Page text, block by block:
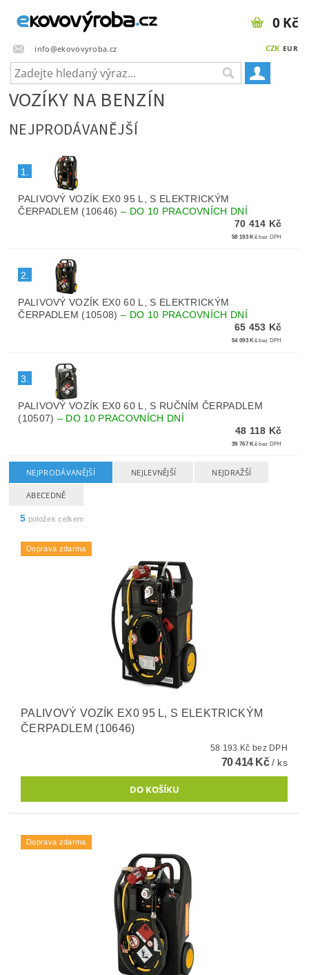
info@ekovovyroba.cz CZK EUR
0 Kč
VOZÍKY NA BENZÍN
NEJPRODÁVANĚJŠÍ
1.
PALIVOVÝ VOZÍK EX0 95 L, S ELEKTRICKÝM
ČERPADLEM (10646)– DO 10 PRACOVNÍCH DNÍ
70 414 Kč
58 193 Kč bez DPH
2.
PALIVOVÝ VOZÍK EX0 60 L, S ELEKTRICKÝM
ČERPADLEM (10508)– DO 10 PRACOVNÍCH DNÍ
65 453 Kč
54 093 Kč bez DPH
3.
PALIVOVÝ VOZÍK EX0 60 L, S RUČNÍM ČERPADLEM
(10507) – DO 10 PRACOVNÍCH DNÍ
48 118 Kč
39 767 Kč bez DPH
NEJPRODÁVANĚJŠÍ NEJLEVNĚJŠÍ NEJDRAŽŠÍ
ABECEDNĚ
5 položek celkem
Doprava zdarma
PALIVOVÝ VOZÍK EX0 95 L, S ELEKTRICKÝM
ČERPADLEM (10646)
58 193 Kč bez DPH
70 414 Kč/ ks
Doprava zdarma